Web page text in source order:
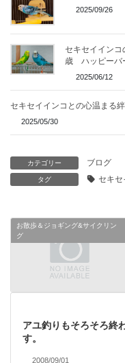
2025/09/26
セキセイイン
歳 ハッピーバ
2025/06/12
セキセイインコとの心温まる
2025/05/30
カテゴリー ブログ
タグ セキセ
お散歩＆ジョギング&サイクリン
グ
アユ釣りもそろそろ終
す。
2008/09/01